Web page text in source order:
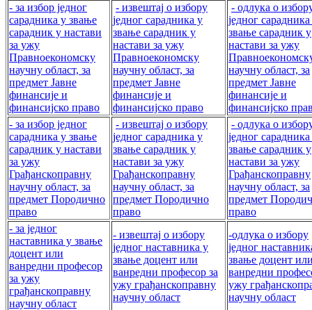
- за избор једног
сарадника у звање
сарадник у настави
за ужу
Правноекономску
научну област, за
предмет Јавне
финансије и
финансијско право
- извештај о избору
једног сарадника у
звање сарадник у
настави за ужу
Правноекономску
научну област, за
предмет Јавне
финансије и
финансијско право
- одлука о
једног
звање сарадник у
настави за ужу
научну област, за
предмет Јавне
финансије и
финансијско
- за избор једног
сарадника у звање
сарадник у настави
за ужу
Грађанскоправну
научну област, за
предмет Породично
право
- извештај о избору
једног сарадника у
звање сарадник у
настави за ужу
Грађанскоправну
научну област, за
предмет Породично
право
- одлука о
једног
звање сарадник у
настави за ужу
Грађанскоправну
научну област, за
предмет
право
- за једног
наставника у звање
доцент или
ванредни професор
за ужу
грађанскоправну
научну област
- извештај о избору
једног наставника у
звање доцент или
ванредни професор за
ужу грађанскоправну
научну област
-одлука о избору
једног
звање доцент
ванредни
ужу
научну област